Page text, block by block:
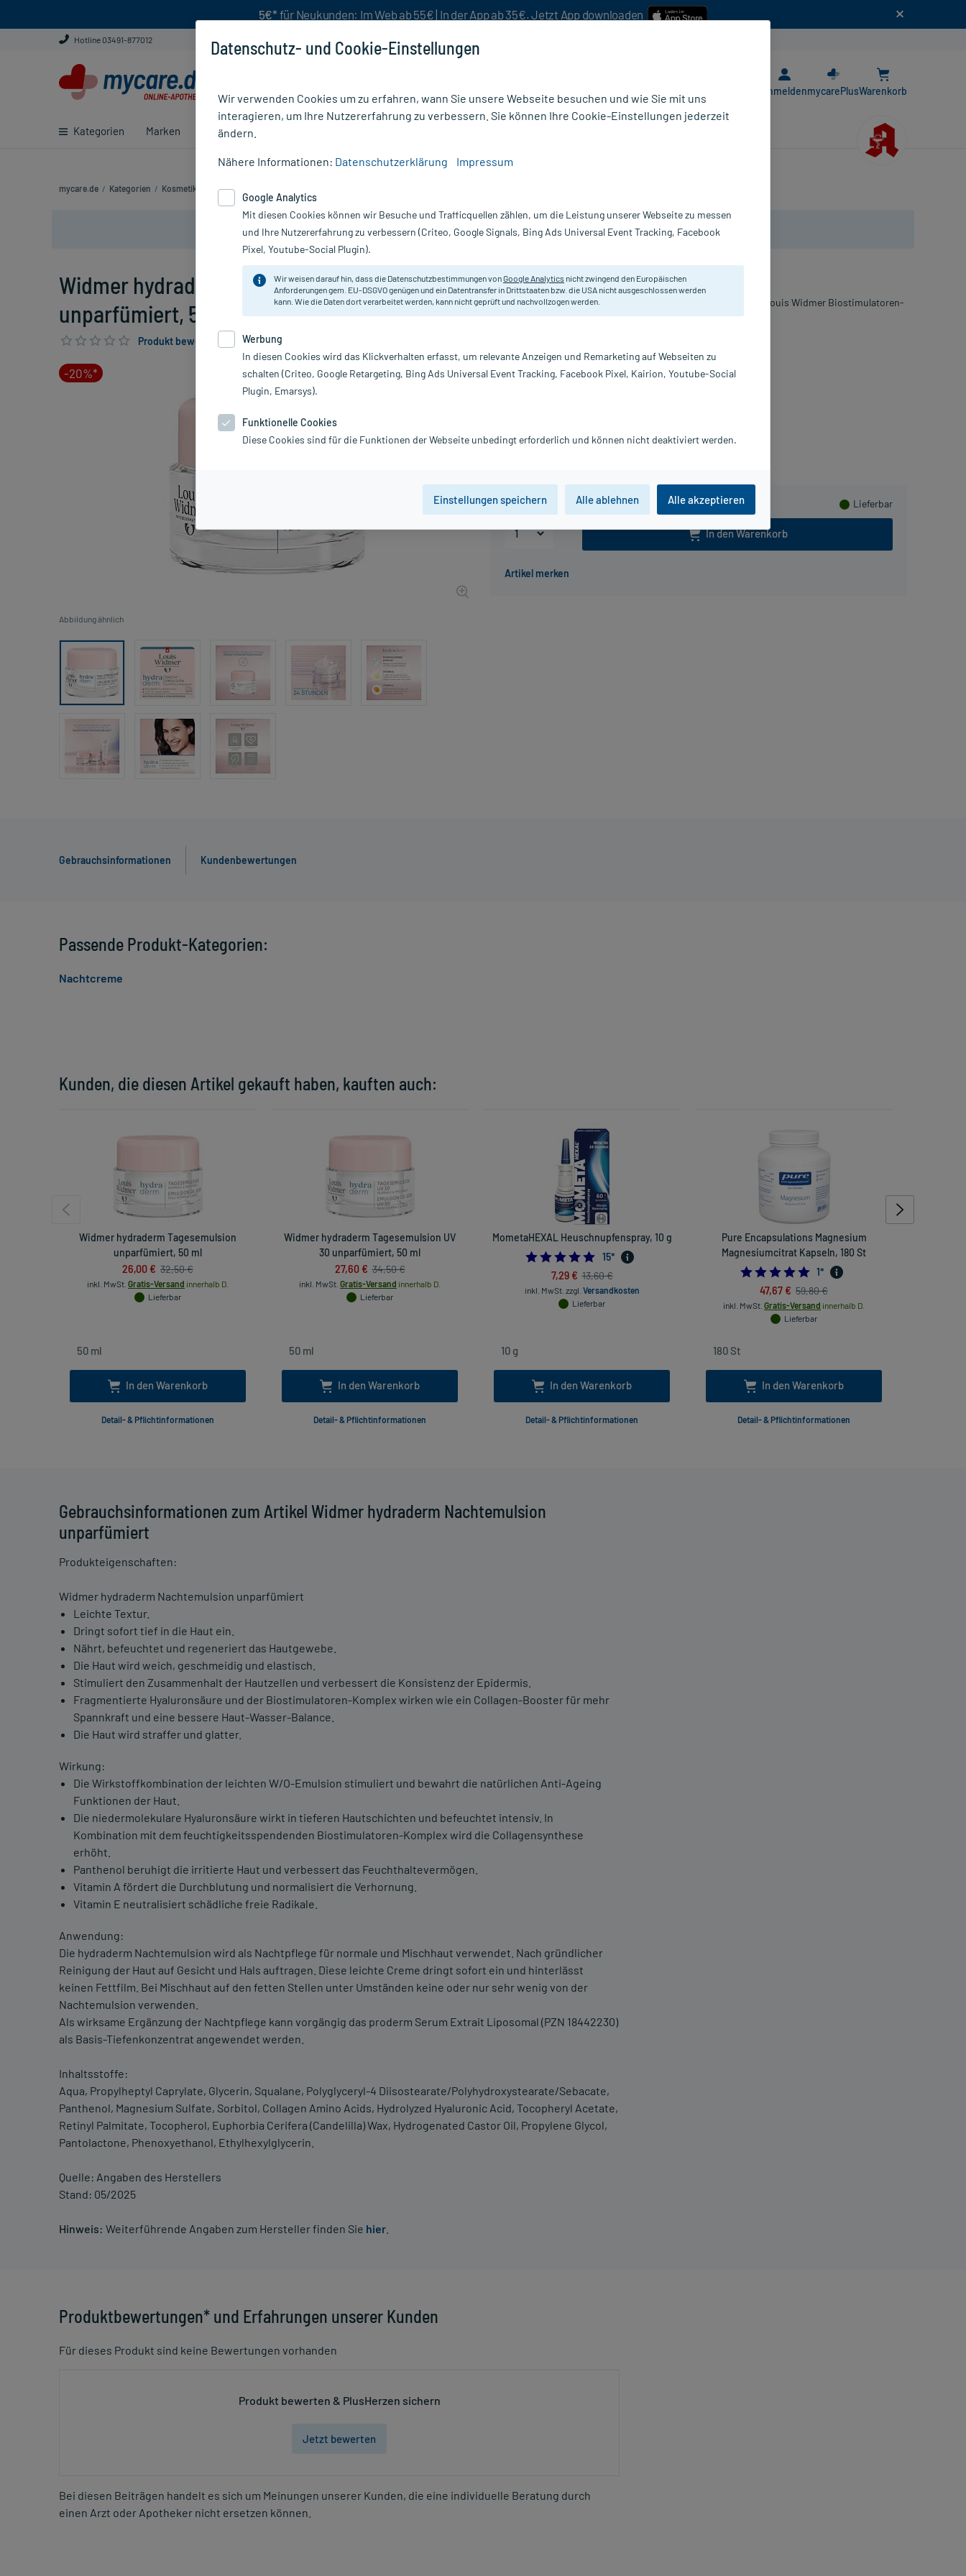
5€* für Neukunden: Im Web ab 55€ | In der App ab 35€. Jetzt App downloaden
Hotline 03491-877012
Kategorien Marken Ratgeber
AnmeldenmycarePlusWarenkorb
mycare.de / Kategorien / Kosmetik Gesichtspflege
Nur für kurze Zeit:Gratis-Versand* ab 19€ Mindestbestellwert!
Widmer hydraderm Nachtemulsion
unparfümiert, 50 ml
Produkt bewerten & PlusHerzen sichern
-20%*
Abbildung ähnlich
Lieferbar
In den Warenkorb
Louis Widmer
Glättende und regenerierende Feuchtigkeitsemulsion mit dem Louis Widmer Biostimulatoren-
Komplex. Ohne Parfüm.
Inhalt:
50 ml
PZN:
18442371
Gebrauchsinformationen Kundenbewertungen
Gebrauchsinformationen zum Artikel Widmer hydraderm Nachtemulsion
unparfümiert
Produkteigenschaften:
Widmer hydraderm Nachtemulsion unparfümiert
Leichte Textur.
Dringt sofort tief in die Haut ein.
Nährt, befeuchtet und regeneriert das Hautgewebe.
Die Haut wird weich, geschmeidig und elastisch.
Stimuliert den Zusammenhalt der Hautzellen und verbessert die Konsistenz der Epidermis.
Fragmentierte Hyaluronsäure und der Biostimulatoren-Komplex wirken wie ein Collagen-Booster für mehr
Spannkraft und eine bessere Haut-Wasser-Balance.
Die Haut wird straffer und glatter.
Wirkung:
Die Wirkstoffkombination der leichten W/O-Emulsion stimuliert und bewahrt die natürlichen Anti-Ageing
Funktionen der Haut.
Die niedermolekulare Hyaluronsäure wirkt in tieferen Hautschichten und befeuchtet intensiv. In
Kombination mit dem feuchtigkeitsspendenden Biostimulatoren-Komplex wird die Collagensynthese
erhöht.
Panthenol beruhigt die irritierte Haut und verbessert das Feuchthaltevermögen.
Vitamin A fördert die Durchblutung und normalisiert die Verhornung.
Vitamin E neutralisiert schädliche freie Radikale.
Anwendung:
Die hydraderm Nachtemulsion wird als Nachtpflege für normale und Mischhaut verwendet. Nach gründlicher
Reinigung der Haut auf Gesicht und Hals auftragen. Diese leichte Creme dringt sofort ein und hinterlässt
keinen Fettfilm. Bei Mischhaut auf den fetten Stellen unter Umständen keine oder nur sehr wenig von der
Nachtemulsion verwenden.
Als wirksame Ergänzung der Nachtpflege kann vorgängig das proderm Serum Extrait Liposomal (PZN 18442230)
als Basis-Tiefenkonzentrat angewendet werden.
Inhaltsstoffe:
Aqua, Propylheptyl Caprylate, Glycerin, Squalane, Polyglyceryl-4 Diisostearate/Polyhydroxystearate/Sebacate,
Panthenol, Magnesium Sulfate, Sorbitol, Collagen Amino Acids, Hydrolyzed Hyaluronic Acid, Tocopheryl Acetate,
Retinyl Palmitate, Tocopherol, Euphorbia Cerifera (Candelilla) Wax, Hydrogenated Castor Oil, Propylene Glycol,
Pantolactone, Phenoxyethanol, Ethylhexylglycerin.
Quelle: Angaben des Herstellers
Stand: 05/2025
Hinweis: Weiterführende Angaben zum Hersteller finden Sie hier
Produktbewertungen* und Erfahrungen unserer Kunden
Für dieses Produkt sind keine Bewertungen vorhanden
Produkt bewerten & PlusHerzen sichern
Jetzt bewerten
Bei diesen Beiträgen handelt es sich um Meinungen unserer Kunden, die eine individuelle Beratung durch
einen Arzt oder Apotheker nicht ersetzen können.
Kunden, die diesen Artikel gekauft haben, kauften auch:
Widmer hydraderm Tagesemulsion
unparfümiert, 50 ml
26,00 € 32,50 €
inkl. MwSt. Gratis-Versand innerhalb D.
Lieferbar
In den Warenkorb
Detail- & Pflichtinformationen
Widmer hydraderm Tagesemulsion UV
30 unparfümiert, 50 ml
27,60 € 34,50 €
inkl. MwSt. Gratis-Versand innerhalb D.
Lieferbar
In den Warenkorb
Detail- & Pflichtinformationen
MometaHEXAL Heuschnupfenspray, 10 g
5.0
15*
7,29 € 13,60 €
inkl. MwSt. zzgl. Versandkosten
Lieferbar
In den Warenkorb
Detail- & Pflichtinformationen
Pure Encapsulations Magnesium
Magnesiumcitrat Kapseln, 180 St
5.0
1*
47,67 € 59,80 €
inkl. MwSt. Gratis-Versand innerhalb D.
Lieferbar
In den Warenkorb
Detail- & Pflichtinformationen
Passende Produkt-Kategorien:
Nachtcreme
Datenschutz- und Cookie-Einstellungen
Wir verwenden Cookies um zu erfahren, wann Sie unsere Webseite besuchen und wie Sie mit uns
interagieren, um Ihre Nutzererfahrung zu verbessern. Sie können Ihre Cookie-Einstellungen jederzeit
ändern.
Nähere Informationen: Datenschutzerklärung Impressum
Google Analytics
Mit diesen Cookies können wir Besuche und Trafficquellen zählen, um die Leistung unserer Webseite zu messen
und Ihre Nutzererfahrung zu verbessern (Criteo, Google Signals, Bing Ads Universal Event Tracking, Facebook
Pixel, Youtube-Social Plugin).
Wir weisen darauf hin, dass die Datenschutzbestimmungen vonGoogle Analytics nicht zwingend den Europäischen
Anforderungen gem. EU-DSGVO genügen und ein Datentransfer in Drittstaaten bzw. die USA nicht ausgeschlossen werden
kann. Wie die Daten dort verarbeitet werden, kann nicht geprüft und nachvollzogen werden.
Werbung
In diesen Cookies wird das Klickverhalten erfasst, um relevante Anzeigen und Remarketing auf Webseiten zu
schalten (Criteo, Google Retargeting, Bing Ads Universal Event Tracking, Facebook Pixel, Kairion, Youtube-Social
Plugin, Emarsys).
Funktionelle Cookies
Diese Cookies sind für die Funktionen der Webseite unbedingt erforderlich und können nicht deaktiviert werden.
Einstellungen speichern Alle ablehnen Alle akzeptieren